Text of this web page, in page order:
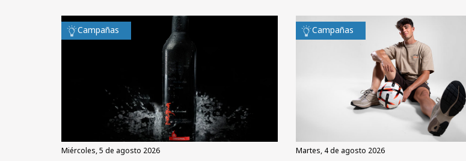
Campañas
miércoles, 5 de agosto 2026
Campañas
martes, 4 de agosto 2026